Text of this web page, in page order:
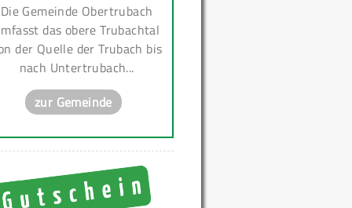
Die Gemeinde Obertrubach
das obere Trubachtal
der Quelle der Trubach bis
nach Untertrubach...
zur Gemeinde